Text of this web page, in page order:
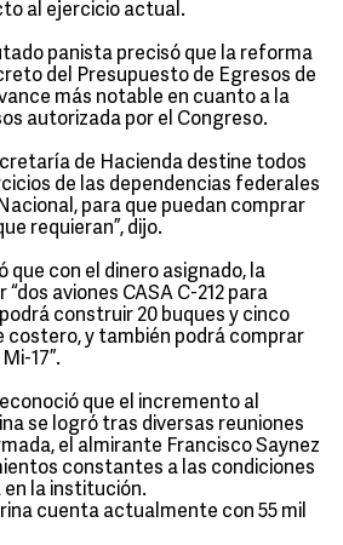
al ejercicio actual.
panista precisó que la reforma
del Presupuesto de Egresos de
más notable en cuanto a la
autorizada por el Congreso.
de Hacienda destine todos
de las dependencias federales
para que puedan comprar
requieran”, dijo.
que con el dinero asignado, la
aviones CASA C-212 para
construir 20 buques y cinco
costero, y también podrá comprar
17”.
que el incremento al
se logró tras diversas reuniones
el almirante Francisco Saynez
constantes a las condiciones
en la institución.
cuenta actualmente con 55 mil